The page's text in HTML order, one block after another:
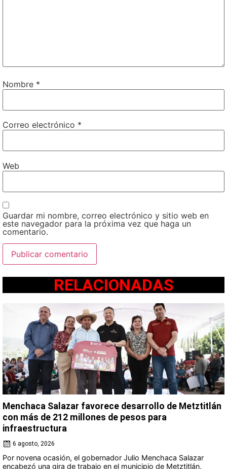
Nombre *
Correo electrónico *
Web
Guardar mi nombre, correo electrónico y sitio web en
este navegador para la próxima vez que haga un
comentario.
RELACIONADAS
Menchaca Salazar favorece desarrollo de Metztitlán
con más de 212 millones de pesos para
infraestructura
6 agosto, 2026
Por novena ocasión, el gobernador Julio Menchaca Salazar
encabezó una gira de trabajo en el municipio de Metztitlán,